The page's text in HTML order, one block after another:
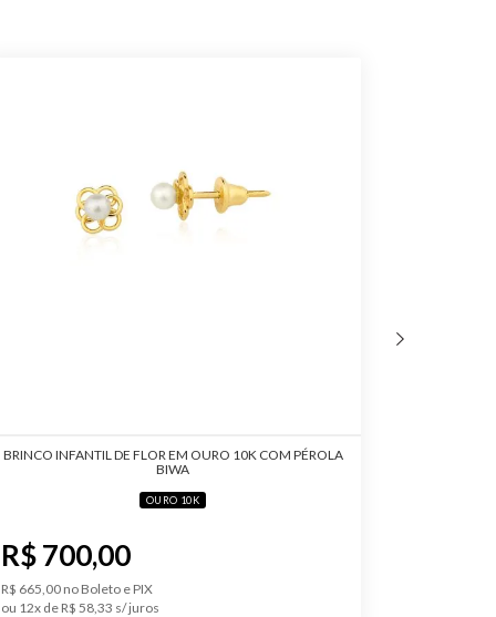
BRINCO INFANTIL DE FLOR EM OURO 10K COM PÉROLA
BIWA
OURO 10K
R$ 700,00
R$ 665,00 no Boleto e PIX
ou 12x de R$ 58,33